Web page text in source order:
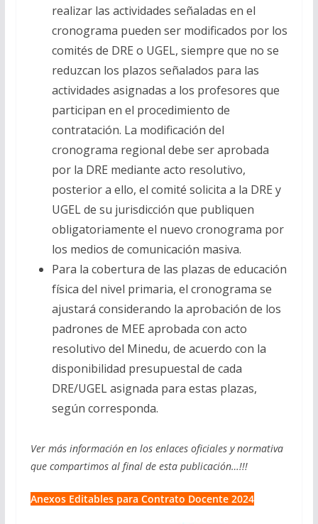
realizar las actividades señaladas en el
cronograma pueden ser modificados por los
comités de DRE o UGEL, siempre que no se
reduzcan los plazos señalados para las
actividades asignadas a los profesores que
participan en el procedimiento de
contratación. La modificación del
cronograma regional debe ser aprobada
por la DRE mediante acto resolutivo,
posterior a ello, el comité solicita a la DRE y
UGEL de su jurisdicción que publiquen
obligatoriamente el nuevo cronograma por
los medios de comunicación masiva.
Para la cobertura de las plazas de educación
física del nivel primaria, el cronograma se
ajustará considerando la aprobación de los
padrones de MEE aprobada con acto
resolutivo del Minedu, de acuerdo con la
disponibilidad presupuestal de cada
DRE/UGEL asignada para estas plazas,
según corresponda.
Ver más información en los enlaces oficiales y normativa
que compartimos al final de esta publicación…!!!
Anexos Editables para Contrato Docente 2024